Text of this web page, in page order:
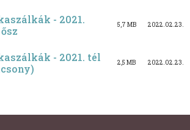
- 2021.
5,7 MB 2022.02.23.
- 2021. tél
2,5 MB 2022.02.23.